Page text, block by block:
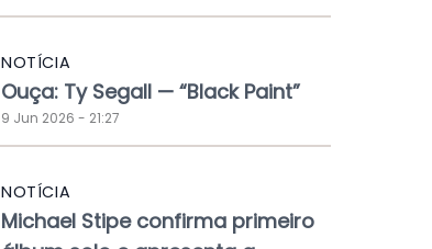
NOTÍCIA
Ouça: Ty Segall — “Black Paint”
9 Jun 2026 - 21:27
NOTÍCIA
Michael Stipe confirma primeiro